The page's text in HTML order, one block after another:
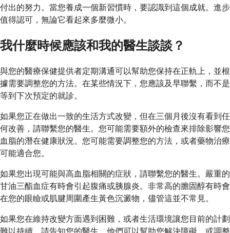
付出的努力。當您養成一個新習慣時，要認識到這個成就。進步
值得認可，無論它看起來多麼微小。
我什麼時候應該和我的醫生談談？
與您的醫療保健提供者定期溝通可以幫助您保持在正軌上，並根
據需要調整您的方法。在某些情況下，您應該及早聯繫，而不是
等到下次預定的就診。
如果您正在做出一致的生活方式改變，但在三個月後沒有看到任
何改善，請聯繫您的醫生。您可能需要額外的檢查來排除影響您
血脂的潛在健康狀況。您可能需要調整您的方法，或者藥物治療
可能適合您。
如果您出現可能與高血脂相關的症狀，請聯繫您的醫生。嚴重的
甘油三酯血症有時會引起腹痛或胰腺炎。非常高的膽固醇有時會
在您的眼瞼或肌腱周圍產生黃色沉澱物，儘管這並不常見。
如果您在維持改變方面遇到困難，或者生活環境讓您目前的計劃
難以持續，請告知您的醫生。他們可以幫助您解決障礙，或調整